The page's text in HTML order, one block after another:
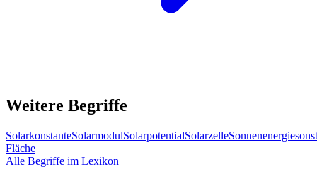
Weitere Begriffe
SolarkonstanteSolarmodulSolarpotentialSolarzelleSonnenenergie
Fläche
Alle Begriffe im Lexikon